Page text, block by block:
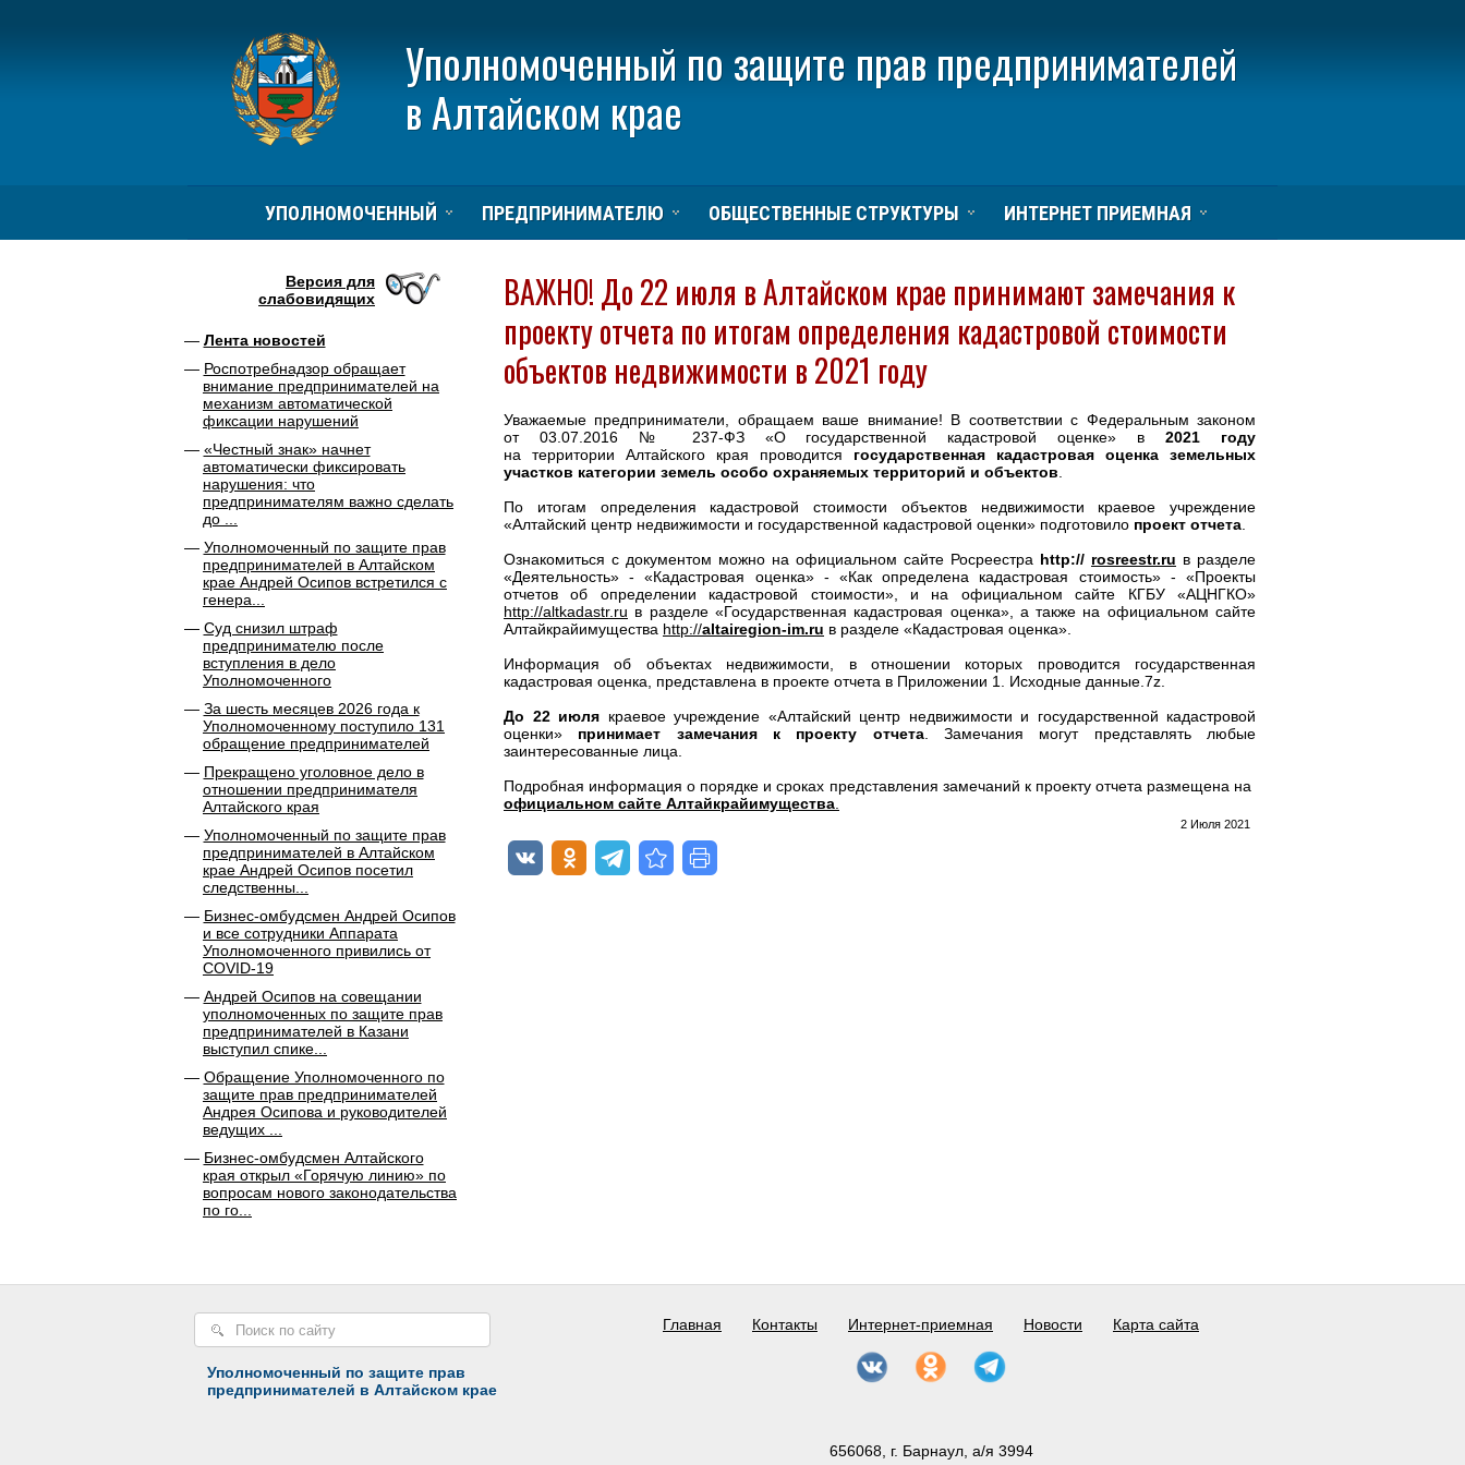
Уполномоченный по защите прав предпринимателей
в Алтайском крае
УПОЛНОМОЧЕННЫЙ ПРЕДПРИНИМАТЕЛЮ ОБЩЕСТВЕННЫЕ СТРУКТУРЫ ИНТЕРНЕТ ПРИЕМНАЯ
Версия для
слабовидящих
Лента новостей
Роспотребнадзор обращает
внимание предпринимателей на
механизм автоматической
фиксации нарушений
«Честный знак» начнет
автоматически фиксировать
нарушения: что
предпринимателям важно сделать
до ...
Уполномоченный по защите прав
предпринимателей в Алтайском
крае Андрей Осипов встретился с
генера...
Суд снизил штраф
предпринимателю после
вступления в дело
Уполномоченного
За шесть месяцев 2026 года к
Уполномоченному поступило 131
обращение предпринимателей
Прекращено уголовное дело в
отношении предпринимателя
Алтайского края
Уполномоченный по защите прав
предпринимателей в Алтайском
крае Андрей Осипов посетил
следственны...
Бизнес-омбудсмен Андрей Осипов
и все сотрудники Аппарата
Уполномоченного привились от
COVID-19
Андрей Осипов на совещании
уполномоченных по защите прав
предпринимателей в Казани
выступил спике...
Обращение Уполномоченного по
защите прав предпринимателей
Андрея Осипова и руководителей
ведущих ...
Бизнес-омбудсмен Алтайского
края открыл «Горячую линию» по
вопросам нового законодательства
по го...
ВАЖНО! До 22 июля в Алтайском крае принимают замечания к
проекту отчета по итогам определения кадастровой стоимости
объектов недвижимости в 2021 году
Уважаемые предприниматели, обращаем ваше внимание! В соответствии с Федеральным законом
от 03.07.2016 № 237-ФЗ «О государственной кадастровой оценке» в2021 году
на территории Алтайского края проводится государственная кадастровая оценка земельных
участков категории земель особо охраняемых территорий и объектов
По итогам определения кадастровой стоимости объектов недвижимости краевое учреждение
«Алтайский центр недвижимости и государственной кадастровой оценки» подготовило проект отчета
Ознакомиться с документом можно на официальном сайте Росреестра http:// rosreestr.ru в разделе
«Деятельность» - «Кадастровая оценка» - «Как определена кадастровая стоимость» - «Проекты
отчетов об определении кадастровой стоимости», и на официальном сайте КГБУ «АЦНГКО»
http://altkadastr.ru в разделе «Государственная кадастровая оценка», а также на официальном сайте
Алтайкрайимущества http://altairegion-im.ru в разделе «Кадастровая оценка».
Информация об объектах недвижимости, в отношении которых проводится государственная
кадастровая оценка, представлена в проекте отчета в Приложении 1. Исходные данные.7z.
До 22 июля краевое учреждение «Алтайский центр недвижимости и государственной кадастровой
оценки» принимает замечания к проекту отчета. Замечания могут представлять любые
заинтересованные лица.
Подробная информация о порядке и сроках представления замечаний к проекту отчета размещена на
официальном сайте Алтайкрайимущества
2 Июля 2021
Уполномоченный по защите прав
предпринимателей в Алтайском крае
Главная Контакты Интернет-приемная Новости Карта сайта
656068, г. Барнаул, а/я 3994